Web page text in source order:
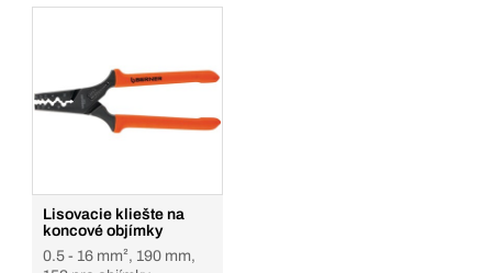
Lisovacie kliešte na
koncové objímky
0.5 - 16 mm², 190 mm,